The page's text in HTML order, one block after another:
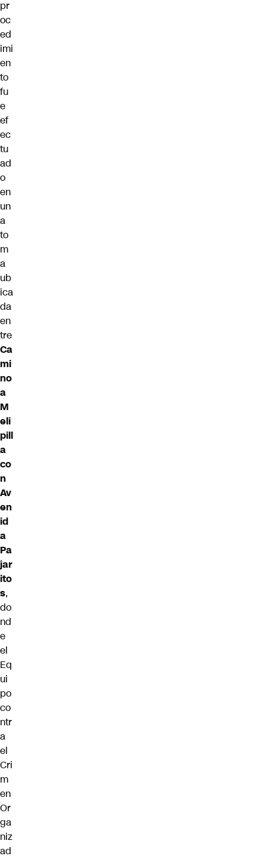
pr
oc
ed
imi
en
to
fu
e
ef
ec
tu
ad
o
en
un
a
to
m
a
ub
ica
da
en
tre
Ca
mi
no
a
M
eli
pill
a
co
n
Av
en
id
a
Pa
jar
ito
s,
do
nd
e
el
Eq
ui
po
co
ntr
a
el
Cri
m
en
Or
ga
niz
ad